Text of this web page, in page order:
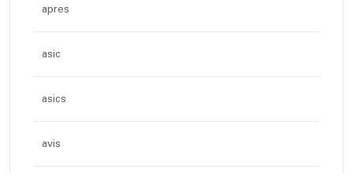
apres
asic
asics
avis